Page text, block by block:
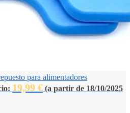
para alimentadores
19,99 € (a partir de 18/10/2025